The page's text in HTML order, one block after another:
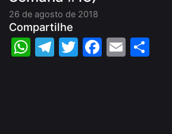
26 de agosto de 2018
Compartilhe
WhatsApp
Telegram
TwitterEmail